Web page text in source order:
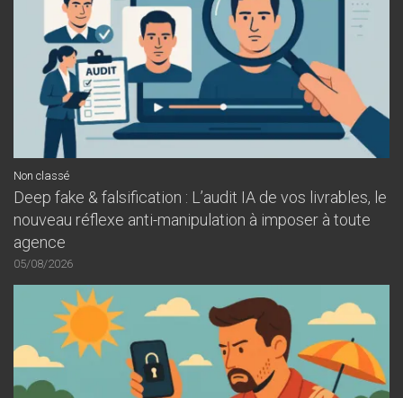
Non classé
Deep fake & falsification : L’audit IA de vos livrables, le
nouveau réflexe anti-manipulation à imposer à toute
agence
05/08/2026